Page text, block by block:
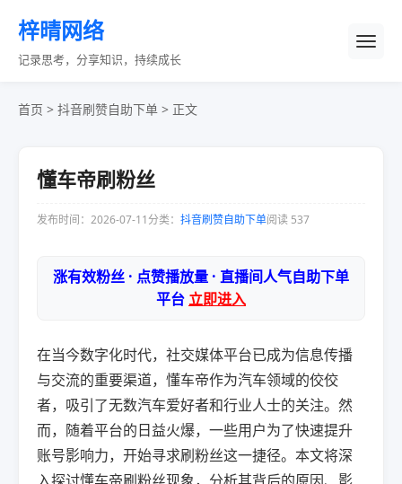
梓晴网络
记录思考，分享知识，持续成长
首页 > 抖音刷赞自助下单 > 正文
懂车帝刷粉丝
发布时间：2026-07-11分类： 抖音刷赞自助下单阅读 537
涨有效粉丝 · 点赞播放量 · 直播间人气自助下单
平台立即进入
在当今数字化时代，社交媒体平台已成为信息传播
与交流的重要渠道，懂车帝作为汽车领域的佼佼
者，吸引了无数汽车爱好者和行业人士的关注。然
而，随着平台的日益火爆，一些用户为了快速提升
账号影响力，开始寻求刷粉丝这一捷径。本文将深